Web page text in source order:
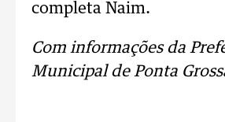
completa Naim.
Com informações da
Municipal de Ponta